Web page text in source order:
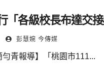
「各級校長布達交接
彭慧婉 今傳媒
勻青報導】「桃園市111...